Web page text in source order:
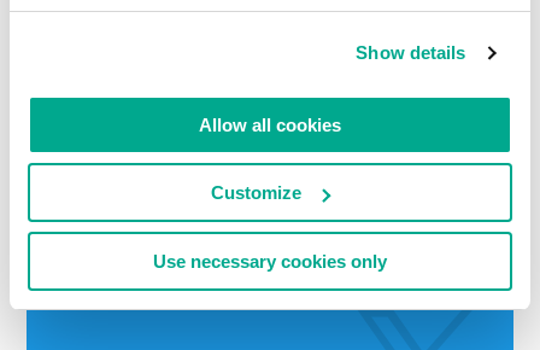
Show details
Allow all cookies
Customize
Use necessary cookies only
efetivamente os lobos em pele de cordeiro. Ou:
nunca é tarde para aprender
LEIA COMENTÁRIOS 0